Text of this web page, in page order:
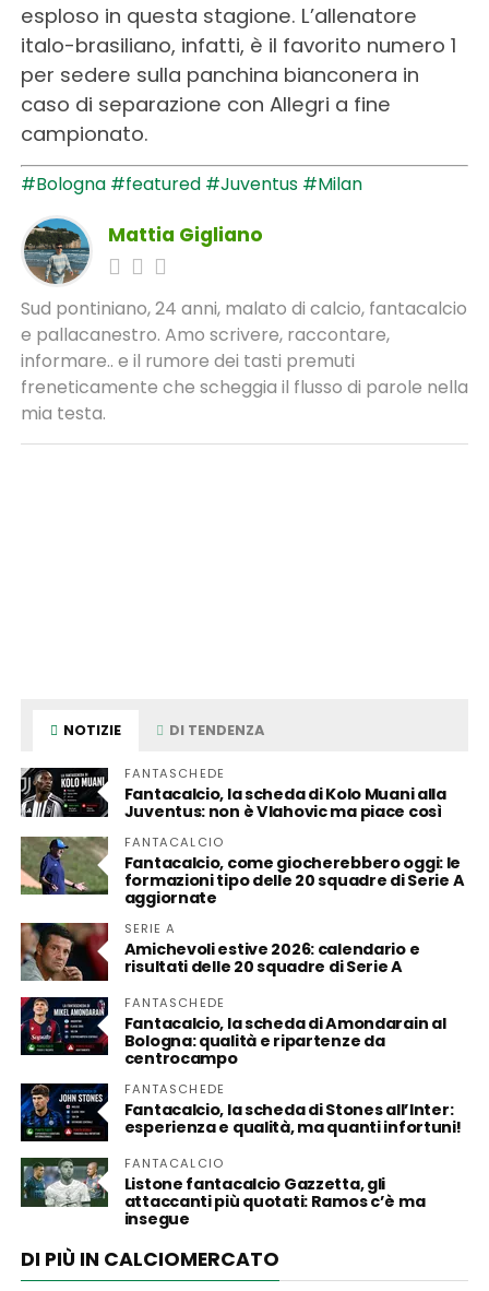
esploso in questa stagione. L’allenatore
italo-brasiliano, infatti, è il favorito numero 1
per sedere sulla panchina bianconera in
caso di separazione con Allegri a fine
campionato.
#Bologna #featured #Juventus #Milan
Mattia Gigliano
Sud pontiniano, 24 anni, malato di calcio, fantacalcio
e pallacanestro. Amo scrivere, raccontare,
informare.. e il rumore dei tasti premuti
freneticamente che scheggia il flusso di parole nella
mia testa.
NOTIZIE DI TENDENZA
FANTASCHEDE
Fantacalcio, la scheda di Kolo Muani alla
Juventus: non è Vlahovic ma piace così
FANTACALCIO
Fantacalcio, come giocherebbero oggi: le
formazioni tipo delle 20 squadre di Serie A
aggiornate
SERIE A
Amichevoli estive 2026: calendario e
risultati delle 20 squadre di Serie A
FANTASCHEDE
Fantacalcio, la scheda di Amondarain al
Bologna: qualità e ripartenze da
centrocampo
FANTASCHEDE
Fantacalcio, la scheda di Stones all’Inter:
esperienza e qualità, ma quanti infortuni!
FANTACALCIO
Listone fantacalcio Gazzetta, gli
attaccanti più quotati: Ramos c’è ma
insegue
DI PIÙ IN CALCIOMERCATO